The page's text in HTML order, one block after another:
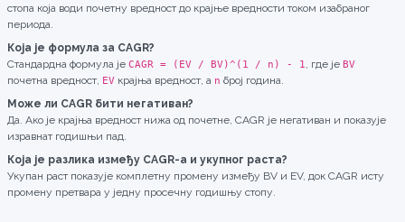
стопа која води почетну вредност до крајње вредности током изабраног
периода.
Која је формула за CAGR?
Стандардна формула је CAGR = (EV / BV)^(1 / n) - 1, где је BV
почетна вредност, EV крајња вредност, а n број година.
Може ли CAGR бити негативан?
Да. Ако је крајња вредност нижа од почетне, CAGR је негативан и показује
изравнат годишњи пад.
Која је разлика између CAGR-а и укупног раста?
Укупан раст показује комплетну промену између BV и EV, док CAGR исту
промену претвара у једну просечну годишњу стопу.